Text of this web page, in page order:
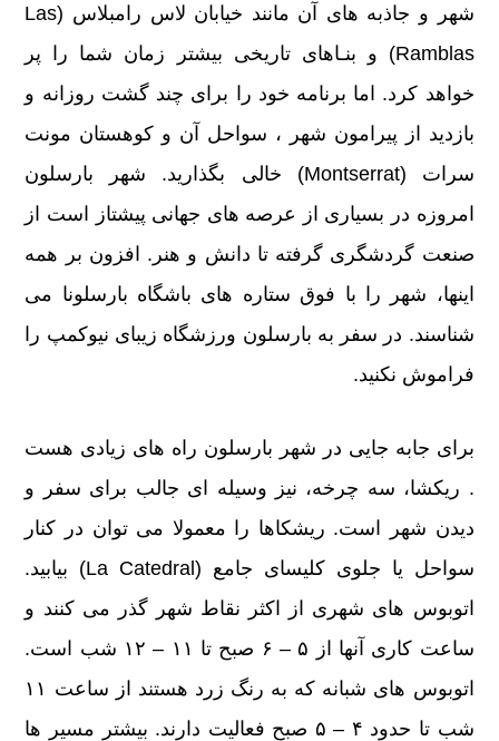
شهر و جاذبه های آن مانند خیابان لاس رامبلاس (Las
Ramblas) و بنـاهای تاریخی بیشتر زمان شما را پر
خواهد کرد. اما برنامه خود را برای چند گشت روزانه و
بازدید از پیرامون شهر ، سواحل آن و کوهستان مونت
سرات (Montserrat) خالی بگذارید. شهر بارسلون
امروزه در بسیاری از عرصه های جهانی پیشتاز است از
صنعت گردشگری گرفته تا دانش و هنر. افزون بر همه
اینها، شهر را با فوق ستاره های باشگاه بارسلونا می
شناسند. در سفر به بارسلون ورزشگاه زیبای نیوکمپ را
فراموش نکنید.
برای جابه جایی در شهر بارسلون راه های زیادی هست
. ریکشا، سه چرخه، نیز وسیله ای جالب برای سفر و
دیدن شهر است. ریشکاها را معمولا می توان در کنار
سواحل یا جلوی کلیسای جامع (La Catedral) بیابید.
اتوبوس های شهری از اکثر نقاط شهر گذر می کنند و
ساعت کاری آنها از ۵ – ۶ صبح تا ۱۱ – ۱۲ شب است.
اتوبوس های شبانه که به رنگ زرد هستند از ساعت ۱۱
شب تا حدود ۴ – ۵ صبح فعالیت دارند. بیشتر مسیر ها